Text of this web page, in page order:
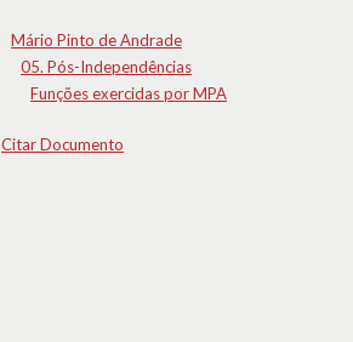
Mário Pinto de Andrade
05. Pós-Independências
Funções exercidas por MPA
Citar Documento